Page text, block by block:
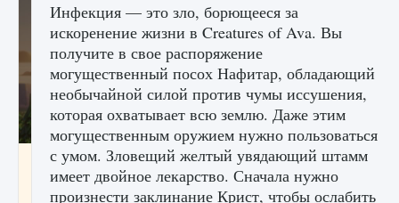
Как заработать медали лиги Clash of Clans
9 августа 2024
Инфекция — это зло, борющееся за
искоренение жизни в Creatures of Ava. Вы
получите в свое распоряжение
могущественный посох Нафитар, обладающий
необычайной силой против чумы иссушения,
которая охватывает всю землю. Даже этим
могущественным оружием нужно пользоваться
с умом. Зловещий желтый увядающий штамм
имеет двойное лекарство. Сначала нужно
произнести заклинание Крист, чтобы ослабить